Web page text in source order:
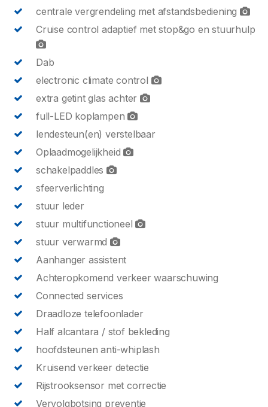
centrale vergrendeling met afstandsbediening
Cruise control adaptief met stop&go en stuurhulp
Dab
electronic climate control
extra getint glas achter
full-LED koplampen
lendesteun(en) verstelbaar
Oplaadmogelijkheid
schakelpaddles
sfeerverlichting
stuur leder
stuur multifunctioneel
stuur verwarmd
Aanhanger assistent
Achteropkomend verkeer waarschuwing
Connected services
Draadloze telefoonlader
Half alcantara / stof bekleding
hoofdsteunen anti-whiplash
Kruisend verkeer detectie
Rijstrooksensor met correctie
Vervolgbotsing preventie